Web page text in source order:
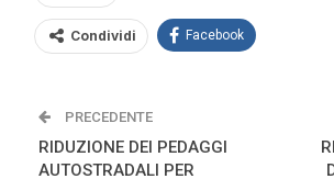
Condividi Facebook
PRECEDENTE
RIDUZIONE DEI PEDAGGI
AUTOSTRADALI PER